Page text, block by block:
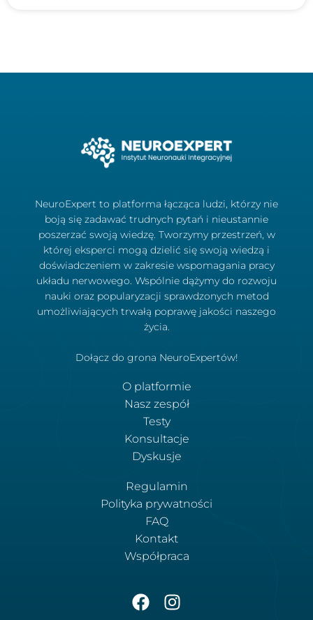
NeuroExpert to platforma łącząca ludzi, którzy nie
boją się zadawać trudnych pytań i nieustannie
poszerzać swoją wiedzę. Tworzymy przestrzeń, w
której eksperci mogą dzielić się swoją wiedzą i
doświadczeniem w zakresie wspomagania pracy
układu nerwowego. Wspólnie dążymy do rozwoju
nauki oraz popularyzacji sprawdzonych metod
umożliwiających trwałą poprawę jakości naszego
życia.
Dołącz do grona NeuroExpertów!
O platformie
Nasz zespół
Testy
Konsultacje
Dyskusje
Regulamin
Polityka prywatności
FAQ
Kontakt
Współpraca